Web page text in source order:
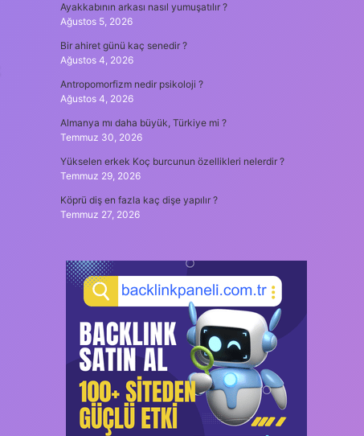
Ayakkabının arkası nasıl yumuşatılır ?
Ağustos 5, 2026
Bir ahiret günü kaç senedir ?
Ağustos 4, 2026
Antropomorfizm nedir psikoloji ?
Ağustos 4, 2026
Almanya mı daha büyük, Türkiye mi ?
Temmuz 30, 2026
Yükselen erkek Koç burcunun özellikleri nelerdir ?
Temmuz 29, 2026
Köprü diş en fazla kaç dişe yapılır ?
Temmuz 27, 2026